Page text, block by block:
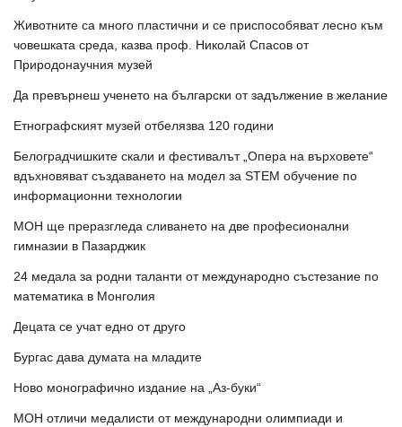
Животните са много пластични и се приспособяват лесно към
човешката среда, казва проф. Николай Спасов от
Природонаучния музей
Да превърнеш ученето на български от задължение в желание
Етнографският музей отбелязва 120 години
Белоградчишките скали и фестивалът „Опера на върховете“
вдъхновяват създаването на модел за STEM обучение по
информационни технологии
МОН ще преразгледа сливането на две професионални
гимназии в Пазарджик
24 медала за родни таланти от международно състезание по
математика в Монголия
Децата се учат едно от друго
Бургас дава думата на младите
Ново монографично издание на „Аз-буки“
МОН отличи медалисти от международни олимпиади и